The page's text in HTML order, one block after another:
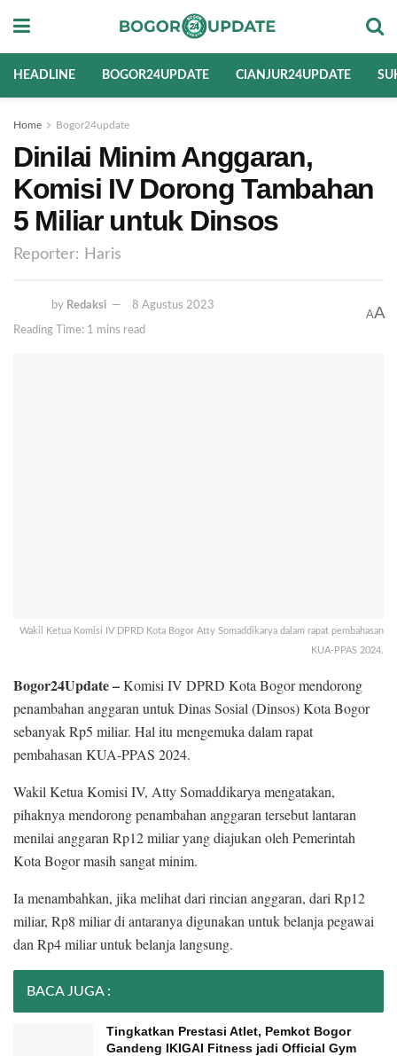
HEADLINE BOGOR24UPDATE CIANJUR24UPDATE
Home Bogor24update
Dinilai Minim Anggaran,
Komisi IV Dorong Tambahan
5 Miliar untuk Dinsos
Reporter: Haris
by Redaksi 8 Agustus 2023
Reading Time: 1 mins read
AA
Wakil Ketua Komisi IV DPRD Kota Bogor Atty Somaddikarya dalam rapat pembahasan
KUA-PPAS 2024.
Bogor24Update –Komisi IV DPRD Kota Bogor mendorong
penambahan anggaran untuk Dinas Sosial (Dinsos) Kota Bogor
sebanyak Rp5 miliar. Hal itu mengemuka dalam rapat
pembahasan KUA-PPAS 2024.
Wakil Ketua Komisi IV, Atty Somaddikarya mengatakan,
pihaknya mendorong penambahan anggaran tersebut lantaran
menilai anggaran Rp12 miliar yang diajukan oleh Pemerintah
Kota Bogor masih sangat minim.
Ia menambahkan, jika melihat dari rincian anggaran, dari Rp12
miliar, Rp8 miliar di antaranya digunakan untuk belanja pegawai
dan Rp4 miliar untuk belanja langsung.
BACA JUGA :
Tingkatkan Prestasi Atlet, Pemkot Bogor
Gandeng IKIGAI Fitness jadi Official Gym